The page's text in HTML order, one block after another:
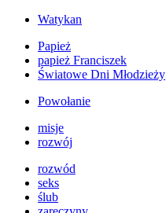
Watykan
Papież
papież Franciszek
Światowe Dni Młodzieży
Powołanie
misje
rozwój
rozwód
seks
ślub